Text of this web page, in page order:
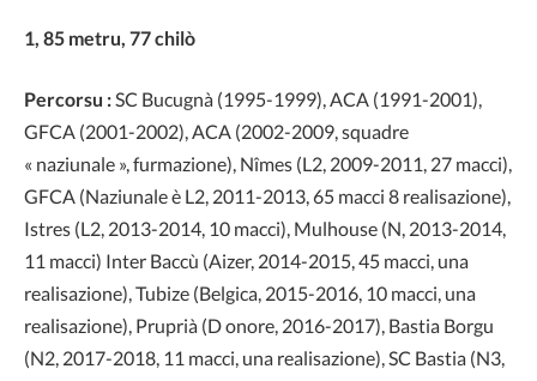
1, 85 metru, 77 chilò
Percorsu :SC Bucugnà (1995-1999), ACA (1991-2001),
GFCA (2001-2002), ACA (2002-2009, squadre
« naziunale », furmazione), Nîmes (L2, 2009-2011, 27 macci),
GFCA (Naziunale è L2, 2011-2013, 65 macci 8 realisazione),
Istres (L2, 2013-2014, 10 macci), Mulhouse (N, 2013-2014,
11 macci) Inter Baccù (Aizer, 2014-2015, 45 macci, una
realisazione), Tubize (Belgica, 2015-2016, 10 macci, una
realisazione), Pruprià (D onore, 2016-2017), Bastia Borgu
(N2, 2017-2018, 11 macci, una realisazione), SC Bastia (N3,